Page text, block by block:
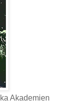
Akademien